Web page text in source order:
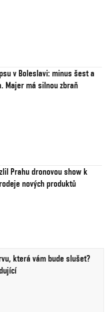
v Boleslavi: minus šest a
Majer má silnou zbraň
Prahu dronovou show k
nových produktů
která vám bude slušet?